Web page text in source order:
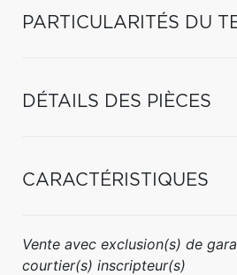
PARTICULARITÉS DU
DÉTAILS DES PIÈCES
CARACTÉRISTIQUES
Vente avec exclusion(s) de
courtier(s) inscripteur(s)